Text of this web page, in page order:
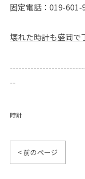
固定電話：019-601-
壊れた時計も盛岡で
--
時計
< 前のページ